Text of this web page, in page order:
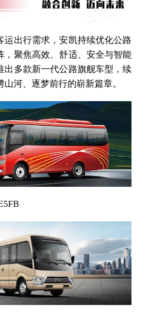
运出行需求，安凯持续优化公路
，聚焦高效、舒适、安全与智能
出多款新一代公路旗舰车型，续
山河、逐梦前行的崭新篇章。